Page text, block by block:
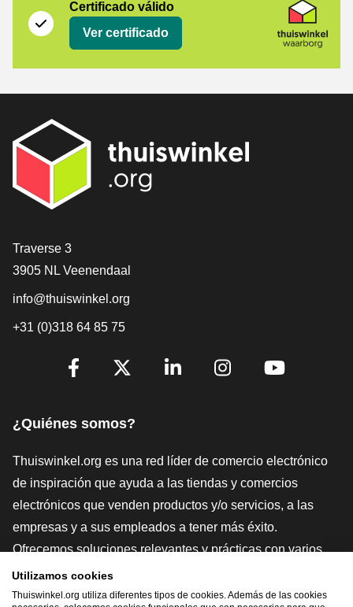
Certificado válido
Ver certificado
[_General:Contact]
Traverse 3
3905 NL Veenendaal
info@thuiswinkel.org
+31 (0)318 64 85 75
[_General:SocialMediaTitle]
¿Quiénes somos?
Thuiswinkel.org es una red líder de comercio electrónico
de inspiración que ayuda a las tiendas y comercios
electrónicos que venden productos y/o servicios, a las
empresas y a sus empleados a tener más éxito.
Ofrecemos soluciones relevantes y prácticas con varios
sellos de confianza, Thuiswinkel Reviews, herramientas y
asesoramiento jurídico, defensa, estudios de mercado, y
Utilizamos cookies
Thuiswinkel.org utiliza diferentes tipos de cookies. Además de las cookies